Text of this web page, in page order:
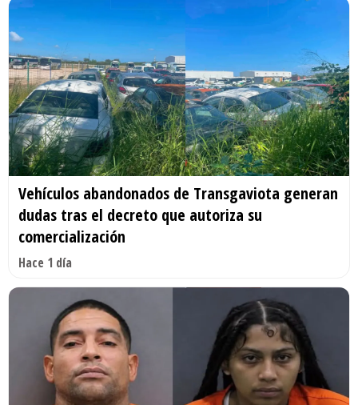
Vehículos abandonados de Transgaviota generan
dudas tras el decreto que autoriza su
comercialización
Hace 1 día